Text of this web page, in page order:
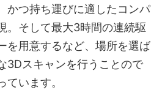
かつ持ち運びに適したコンパ
。そして最大3時間の連続駆
を用意するなど、場所を選ば
3Dスキャンを行うことので
ています。